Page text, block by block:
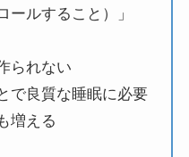
ールすること）」
られない
で良質な睡眠に必要
増える